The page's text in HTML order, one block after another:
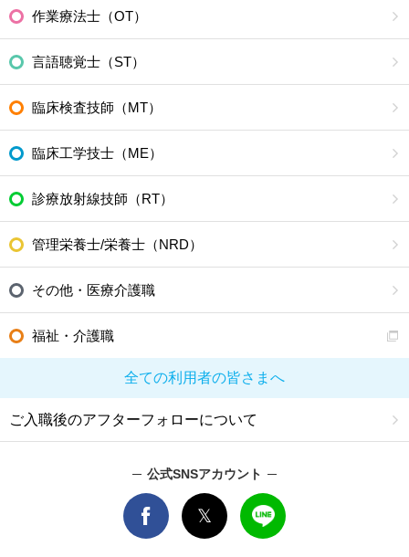
作業療法士（OT）
言語聴覚士（ST）
臨床検査技師（MT）
臨床工学技士（ME）
診療放射線技師（RT）
管理栄養士/栄養士（NRD）
その他・医療介護職
福祉・介護職
全ての利用者の皆さまへ
ご入職後のアフターフォローについて
公式SNSアカウント